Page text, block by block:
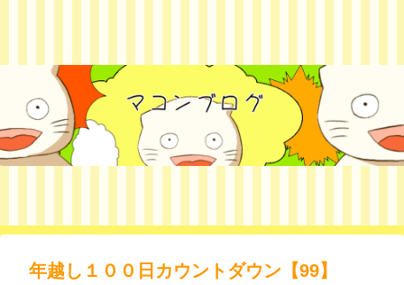
年越し１００日カウントダウン【99】